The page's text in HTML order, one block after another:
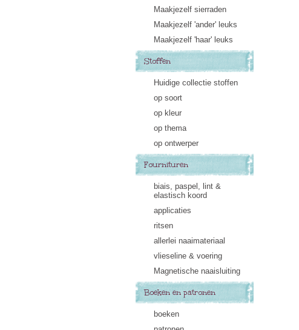
Maakjezelf sierraden
Maakjezelf 'ander' leuks
Maakjezelf 'haar' leuks
Stoffen
Huidige collectie stoffen
op soort
op kleur
op thema
op ontwerper
Fournituren
biais, paspel, lint &
elastisch koord
applicaties
ritsen
allerlei naaimateriaal
vlieseline & voering
Magnetische naaisluiting
Boeken en patronen
boeken